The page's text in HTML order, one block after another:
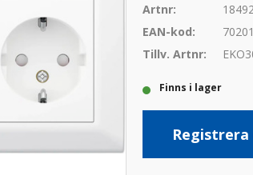
Artnr:
EAN-kod:
Tillv. Artnr:
Finns i lager
Registrera